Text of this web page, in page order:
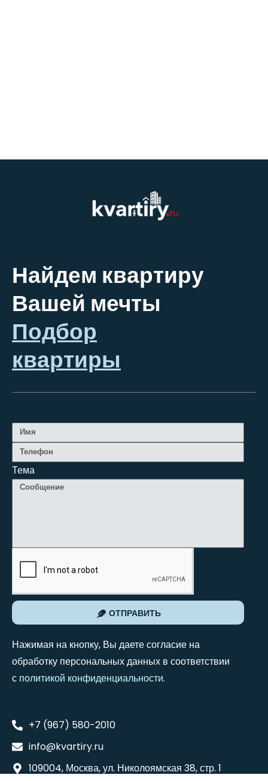
Найдем квартиру
Вашей мечты
Подбор
квартиры
Тема
ОТПРАВИТЬ
Нажимая на кнопку, Вы даете согласие на
обработку персональных данных в соответствии
с политикой конфиденциальности.
+7 (967) 580-2010
info@kvartiry.ru
109004, Москва, ул. Николоямская 38, стр. 1